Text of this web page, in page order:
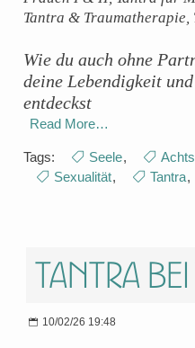
Tantra & Traumatherapie,
Wie du auch ohne
deine Lebendigkeit
entdeckst
Read More…
Tags: Seele,
Sexualität, Tantra,
Tantra bei
10/02/26 19:48